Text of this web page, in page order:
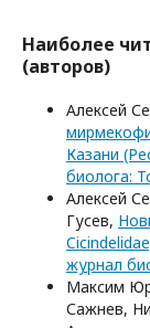
Наиболее
(авторов)
Алексей
Казани
биолога:
Алексей
Гусев,
журнал
Максим
Сажнев,